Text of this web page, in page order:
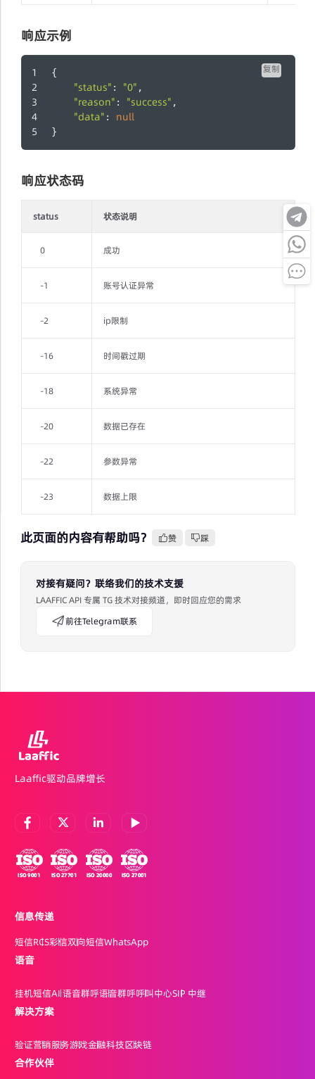
响应示例
复制
{
"status" : "0" ,
"reason" : "success" ,
"data" : null
}
响应状态码
status 状态说明
0 成功
-1 账号认证异常
-2 ip限制
-16 时间戳过期
-18 系统异常
-20 数据已存在
-22 参数异常
-23 数据上限
此页面的内容有帮助吗？ 赞 踩
对接有疑问？联络我们的技术支援
LAAFFIC API 专属 TG 技术对接频道，即时回应您的需求
前往Telegram联系
Laaffic驱动品牌增长
信息传递
短信RCS彩信双向短信WhatsApp
语音
挂机短信AI 语音群呼语音群呼呼叫中心SIP 中继
解决方案
验证营销服务游戏金融科技区块链
合作伙伴